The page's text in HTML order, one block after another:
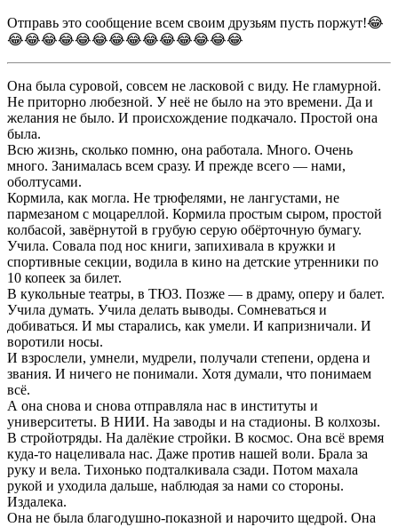
Отправь это сообщение всем своим друзьям пусть поржут!😂
😂😂😂😂😂😂😂😂😂😂😂😂😂😂
Она была суровой, совсем не ласковой с виду. Не гламурной.
Не приторно любезной. У неё не было на это времени. Да и
желания не было. И происхождение подкачало. Простой она
была.
Всю жизнь, сколько помню, она работала. Много. Очень
много. Занималась всем сразу. И прежде всего — нами,
оболтусами.
Кормила, как могла. Не трюфелями, не лангустами, не
пармезаном с моцареллой. Кормила простым сыром, простой
колбасой, завёрнутой в грубую серую обёрточную бумагу.
Учила. Совала под нос книги, запихивала в кружки и
спортивные секции, водила в кино на детские утренники по
10 копеек за билет.
В кукольные театры, в ТЮЗ. Позже — в драму, оперу и балет.
Учила думать. Учила делать выводы. Сомневаться и
добиваться. И мы старались, как умели. И капризничали. И
воротили носы.
И взрослели, умнели, мудрели, получали степени, ордена и
звания. И ничего не понимали. Хотя думали, что понимаем
всё.
А она снова и снова отправляла нас в институты и
университеты. В НИИ. На заводы и на стадионы. В колхозы.
В стройотряды. На далёкие стройки. В космос. Она всё время
куда-то нацеливала нас. Даже против нашей воли. Брала за
руку и вела. Тихонько подталкивала сзади. Потом махала
рукой и уходила дальше, наблюдая за нами со стороны.
Издалека.
Она не была благодушно-показной и нарочито щедрой. Она